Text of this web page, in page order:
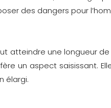
des dangers pour
atteindre une longueur
un aspect saisissant.
élargi.